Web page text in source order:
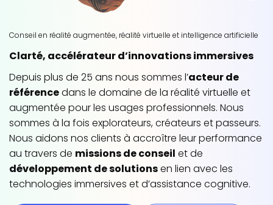
Conseil en réalité augmentée, réalité virtuelle et intelligence artificielle
Clarté, accélérateur d’innovations immersives
Depuis plus de 25 ans nous sommes l’acteur de
référencedans le domaine de la réalité virtuelle et
augmentée pour les usages professionnels. Nous
sommes à la fois explorateurs, créateurs et passeurs.
Nous aidons nos clients à accroître leur performance
au travers de missions de conseil et de
développement de solutionsen lien avec les
technologies immersives et d’assistance cognitive.